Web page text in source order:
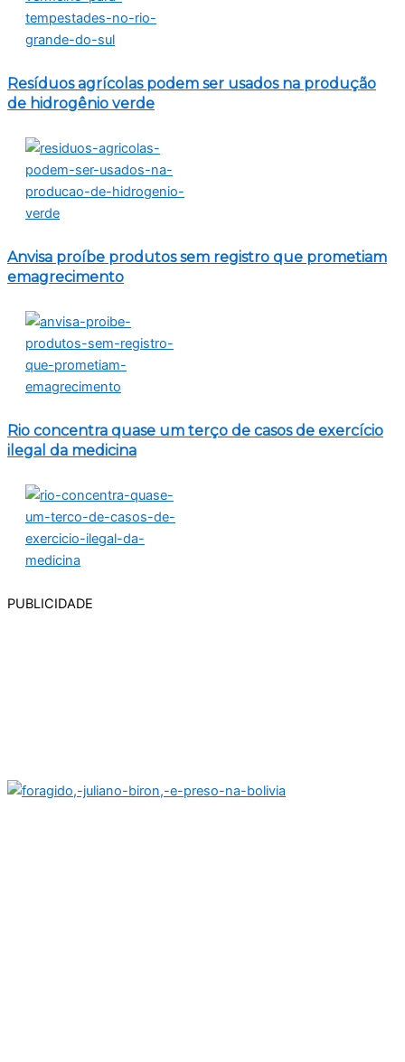
Resíduos agrícolas podem ser usados na produção
de hidrogênio verde
Anvisa proíbe produtos sem registro que prometiam
emagrecimento
Rio concentra quase um terço de casos de exercício
ilegal da medicina
PUBLICIDADE